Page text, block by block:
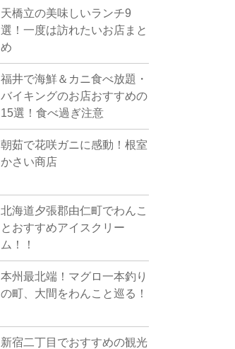
天橋立の美味しいランチ9
選！一度は訪れたいお店まと
め
福井で海鮮＆カニ食べ放題・
バイキングのお店おすすめの
15選！食べ過ぎ注意
朝茹で花咲ガニに感動！根室
かさい商店
北海道夕張郡由仁町でわんこ
とおすすめアイスクリー
ム！！
本州最北端！マグロ一本釣り
の町、大間をわんこと巡る！
新宿二丁目でおすすめの観光